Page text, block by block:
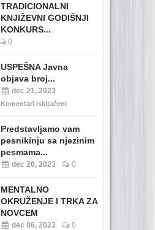
TRADICIONALNI
KNJIŽEVNI GODIŠNJI
KONKURS...
0
USPEŠNA Javna
objava broj...
dec 21, 2023
Komentari isključeni
Predstavljamo vam
pesnikinju sa njezinim
pesmama...
dec 20, 2023 0
MENTALNO
OKRUŽENJE I TRKA ZA
NOVCEM
dec 06, 2023 0